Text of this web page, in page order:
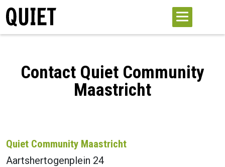
Contact Quiet Community
Maastricht
Quiet Community Maastricht
Aartshertogenplein 24